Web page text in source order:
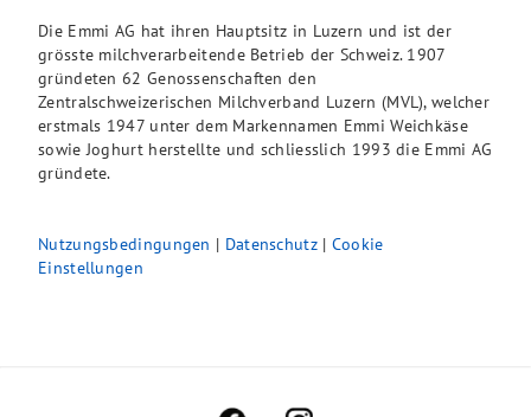
Die Emmi AG hat ihren Hauptsitz in Luzern und ist der
grösste milchverarbeitende Betrieb der Schweiz. 1907
gründeten 62 Genossenschaften den
Zentralschweizerischen Milchverband Luzern (MVL), welcher
erstmals 1947 unter dem Markennamen Emmi Weichkäse
sowie Joghurt herstellte und schliesslich 1993 die Emmi AG
gründete.
Nutzungsbedingungen | Datenschutz| Cookie
Einstellungen